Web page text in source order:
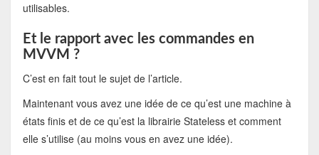
utilisables.
Et le rapport avec les commandes en
MVVM ?
C’est en fait tout le sujet de l’article.
Maintenant vous avez une idée de ce qu’est une machine à
états finis et de ce qu’est la librairie Stateless et comment
elle s’utilise (au moins vous en avez une idée).